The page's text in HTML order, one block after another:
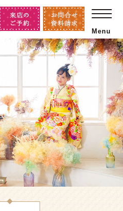
Menu